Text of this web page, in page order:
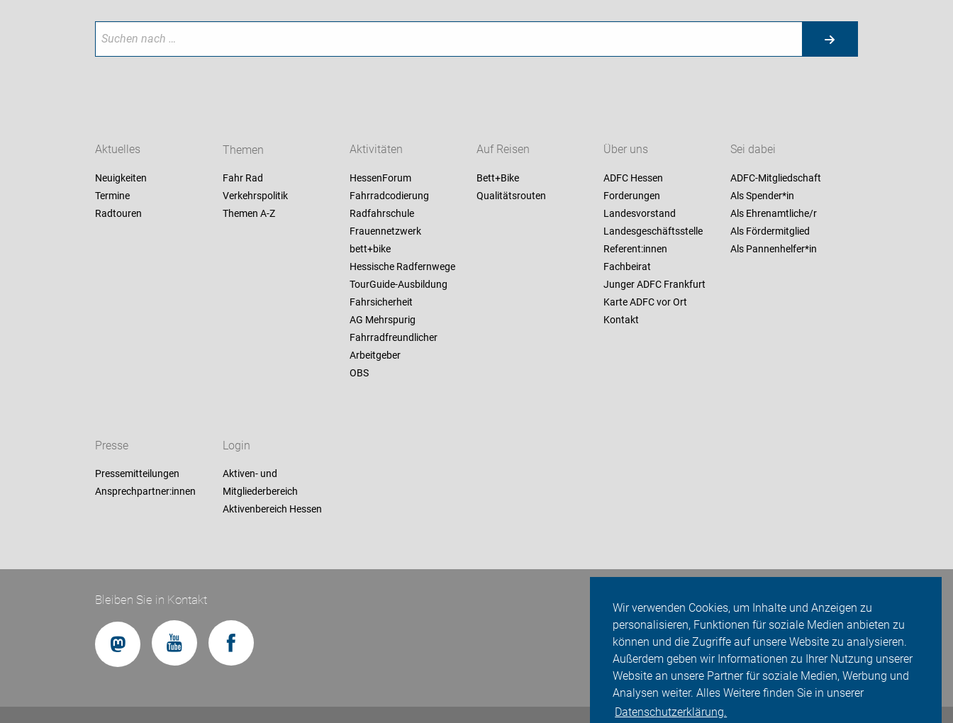
Wir verwenden Cookies, um Inhalte und Anzeigen zu
personalisieren, Funktionen für soziale Medien anbieten zu
können und die Zugriffe auf unsere Website zu analysieren.
Außerdem geben wir Informationen zu Ihrer Nutzung unserer
Website an unsere Partner für soziale Medien, Werbung und
Analysen weiter. Alles Weitere finden Sie in unserer
Datenschutzerklärung.
Aktuelles
Neuigkeiten
Termine
Radtouren
Themen
Fahr Rad
Verkehrspolitik
Themen A-Z
Aktivitäten
HessenForum
Fahrradcodierung
Radfahrschule
Frauennetzwerk
bett+bike
Hessische Radfernwege
TourGuide-Ausbildung
Fahrsicherheit
AG Mehrspurig
Fahrradfreundlicher
Arbeitgeber
OBS
Auf Reisen
Bett+Bike
Qualitätsrouten
Über uns
ADFC Hessen
Forderungen
Landesvorstand
Landesgeschäftsstelle
Referent:innen
Fachbeirat
Junger ADFC Frankfurt
Karte ADFC vor Ort
Kontakt
Sei dabei
ADFC-Mitgliedschaft
Als Spender*in
Als Ehrenamtliche/r
Als Fördermitglied
Als Pannenhelfer*in
Presse
Pressemitteilungen
Ansprechpartner:innen
Login
Aktiven- und
Mitgliederbereich
Aktivenbereich Hessen
Bleiben Sie in Kontakt